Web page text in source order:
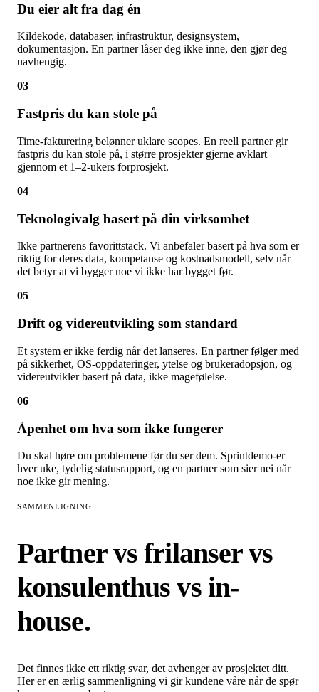
Du eier alt fra dag én
Kildekode, databaser, infrastruktur, designsystem,
dokumentasjon. En partner låser deg ikke inne, den gjør deg
uavhengig.
03
Fastpris du kan stole på
Time-fakturering belønner uklare scopes. En reell partner gir
fastpris du kan stole på, i større prosjekter gjerne avklart
gjennom et 1–2-ukers forprosjekt.
04
Teknologivalg basert på din virksomhet
Ikke partnerens favorittstack. Vi anbefaler basert på hva som er
riktig for deres data, kompetanse og kostnadsmodell, selv når
det betyr at vi bygger noe vi ikke har bygget før.
05
Drift og videreutvikling som standard
Et system er ikke ferdig når det lanseres. En partner følger med
på sikkerhet, OS-oppdateringer, ytelse og brukeradopsjon, og
videreutvikler basert på data, ikke magefølelse.
06
Åpenhet om hva som ikke fungerer
Du skal høre om problemene før du ser dem. Sprintdemo-er
hver uke, tydelig statusrapport, og en partner som sier nei når
noe ikke gir mening.
SAMMENLIGNING
Partner vs frilanser vs
konsulenthus vs in-
house.
Det finnes ikke ett riktig svar, det avhenger av prosjektet ditt.
Her er en ærlig sammenligning vi gir kundene våre når de spør